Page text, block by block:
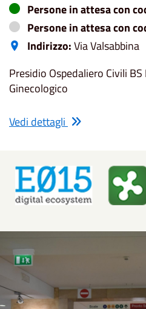
Persone in attesa con
Persone in attesa con
Indirizzo:Via Valsabbina
Presidio Ospedaliero Civili
Ginecologico
Vedi dettagli